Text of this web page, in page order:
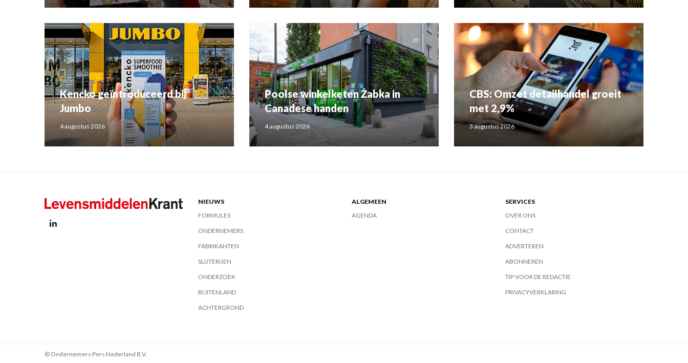
Kencko geïntroduceerd bij
Jumbo
4 augustus 2026
Poolse winkelketen Żabka in
Canadese handen
4 augustus 2026
CBS: Omzet detailhandel groeit
met 2,9%
3 augustus 2026
NIEUWS
FORMULES
ONDERNEMERS
FABRIKANTEN
SLIJTERIJEN
ONDERZOEK
BUITENLAND
ACHTERGROND
ALGEMEEN
AGENDA
SERVICES
OVER ONS
CONTACT
ADVERTEREN
ABONNEREN
TIP VOOR DE REDACTIE
PRIVACYVERKLARING
© Ondernemers Pers Nederland B.V.